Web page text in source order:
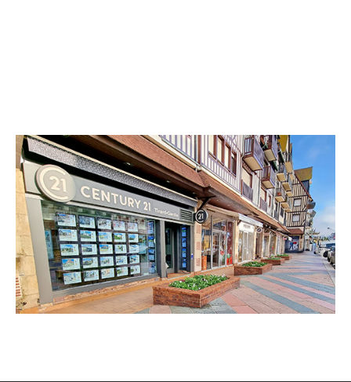
CENTURY 21 Tirard-Gardie
72 rue Désiré le Hoc
DEAUVILLE - 14800
Envoyer un message
Téléphoner à l'agence